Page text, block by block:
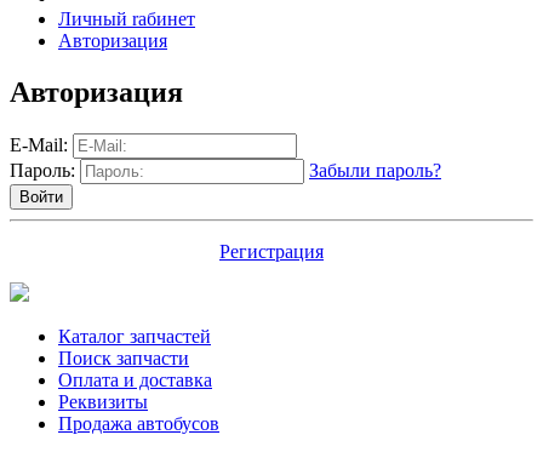
Личный rабинет
Авторизация
Авторизация
E-Mail:
Пароль:
Забыли пароль?
Регистрация
Каталог запчастей
Поиск запчасти
Оплата и доставка
Реквизиты
Продажа автобусов